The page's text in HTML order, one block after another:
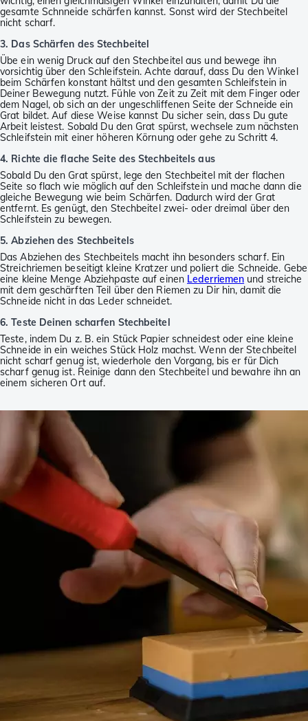
gesamte Schnneide schärfen kannst. Sonst wird der Stechbeitel
nicht scharf.
3. Das Schärfen des Stechbeitel
Übe ein wenig Druck auf den Stechbeitel aus und bewege ihn
vorsichtig über den Schleifstein. Achte darauf, dass Du den Winkel
beim Schärfen konstant hältst und den gesamten Schleifstein in
Deiner Bewegung nutzt. Fühle von Zeit zu Zeit mit dem Finger oder
dem Nagel, ob sich an der ungeschliffenen Seite der Schneide ein
Grat bildet. Auf diese Weise kannst Du sicher sein, dass Du gute
Arbeit leistest. Sobald Du den Grat spürst, wechsele zum nächsten
Schleifstein mit einer höheren Körnung oder gehe zu Schritt 4.
4. Richte die flache Seite des Stechbeitels aus
Sobald Du den Grat spürst, lege den Stechbeitel mit der flachen
Seite so flach wie möglich auf den Schleifstein und mache dann die
gleiche Bewegung wie beim Schärfen. Dadurch wird der Grat
entfernt. Es genügt, den Stechbeitel zwei- oder dreimal über den
Schleifstein zu bewegen.
5. Abziehen des Stechbeitels
Das Abziehen des Stechbeitels macht ihn besonders scharf. Ein
Streichriemen beseitigt kleine Kratzer und poliert die Schneide. Gebe
eine kleine Menge Abziehpaste auf einen Lederriemen und streiche
mit dem geschärften Teil über den Riemen zu Dir hin, damit die
Schneide nicht in das Leder schneidet.
6. Teste Deinen scharfen Stechbeitel
Teste, indem Du z. B. ein Stück Papier schneidest oder eine kleine
Schneide in ein weiches Stück Holz machst. Wenn der Stechbeitel
nicht scharf genug ist, wiederhole den Vorgang, bis er für Dich
scharf genug ist. Reinige dann den Stechbeitel und bewahre ihn an
einem sicheren Ort auf.